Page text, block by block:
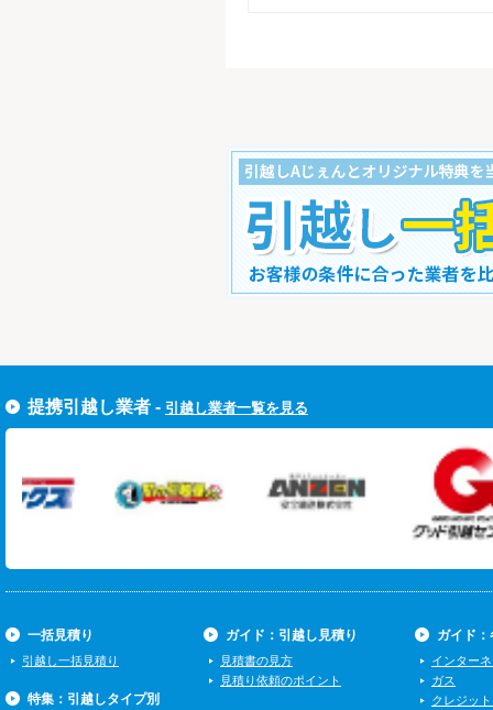
提携引越し業者 - 引越し業者一覧を見る
一括見積り
引越し一括見積り
特集：引越しタイプ別
ガイド：引越し見積り
見積書の見方
見積り依頼のポイント
ガイド
インター
ガス
クレジッ